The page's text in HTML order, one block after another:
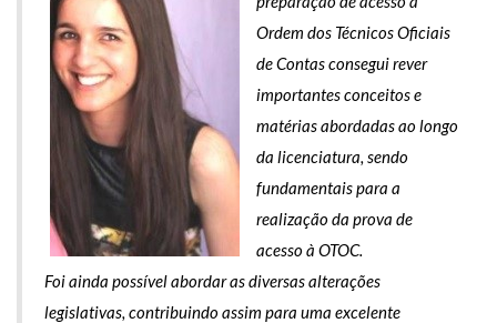
Ordem dos Técnicos Oficiais
de Contas consegui rever
importantes conceitos e
matérias abordadas ao longo
da licenciatura, sendo
fundamentais para a
realização da prova de
acesso à OTOC.
Foi ainda possível abordar as diversas alterações
legislativas, contribuindo assim para uma excelente